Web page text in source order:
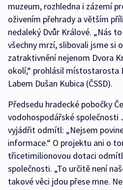
muzeum, rozhledna i zázemí
oživením přehrady a větším
nedaleký Dvůr Králové. „Nás
všechny mrzí, slibovali jsme si
zatraktivnění nejenom Dvora
okolí,“ prohlásil místostarosta
Labem Dušan Kubica (ČSSD).
Předsedu hradecké pobočky
vodohospodářské společnosti
vyjádřit odmítl: „Nejsem
informace.“ O projektu ani o
třicetimilionovou dotaci
společnosti. „To určitě není
takové věci jdou přese mne.